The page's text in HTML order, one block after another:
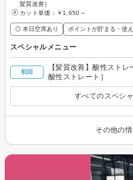
髪質改善］
カット単価： ￥1,650～
◎ 本日空席あり ポイントが貯まる・使
スペシャルメニュー
初回
【髪質改善】酸性スト
酸性ストレート］
すべてのスペシ
その他の